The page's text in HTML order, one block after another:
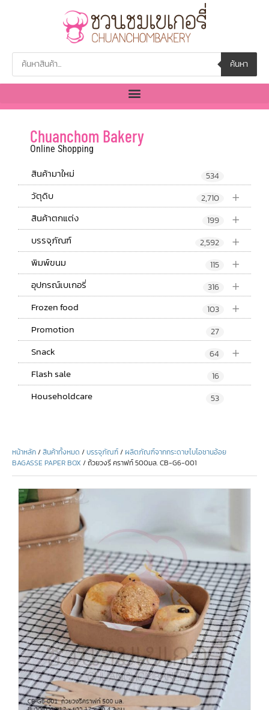
ค้นหา
Chuanchom Bakery
Online Shopping
สินค้ามาใหม่ 534
+
วัตุดิบ 2,710
+
สินค้าตกแต่ง 199
+
บรรจุภัณฑ์ 2,592
+
พิมพ์ขนม 115
+
อุปกรณ์เบเกอรี่ 316
+
Frozen food 103
Promotion 27
+
Snack 64
Flash sale 16
Householdcare 53
หน้าหลัก/สินค้าทั้งหมด /บรรจุภัณฑ์/ผลิตภัณฑ์จากกระดาษไบโอชานอ้อย
BAGASSE PAPER BOX / ถ้วยวงรี คราฟท์ 500มล. CB-G6-001